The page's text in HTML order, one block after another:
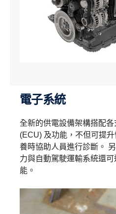
電子系統
全新的供電設備架構搭配
(ECU) 及功能，不但可提
養時協助人員進行診斷。
力與自動駕駛運輸系統還
能。